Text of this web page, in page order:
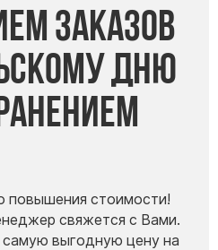
заказов
дню
повышения стоимости!
свяжется с Вами.
выгодную цену на